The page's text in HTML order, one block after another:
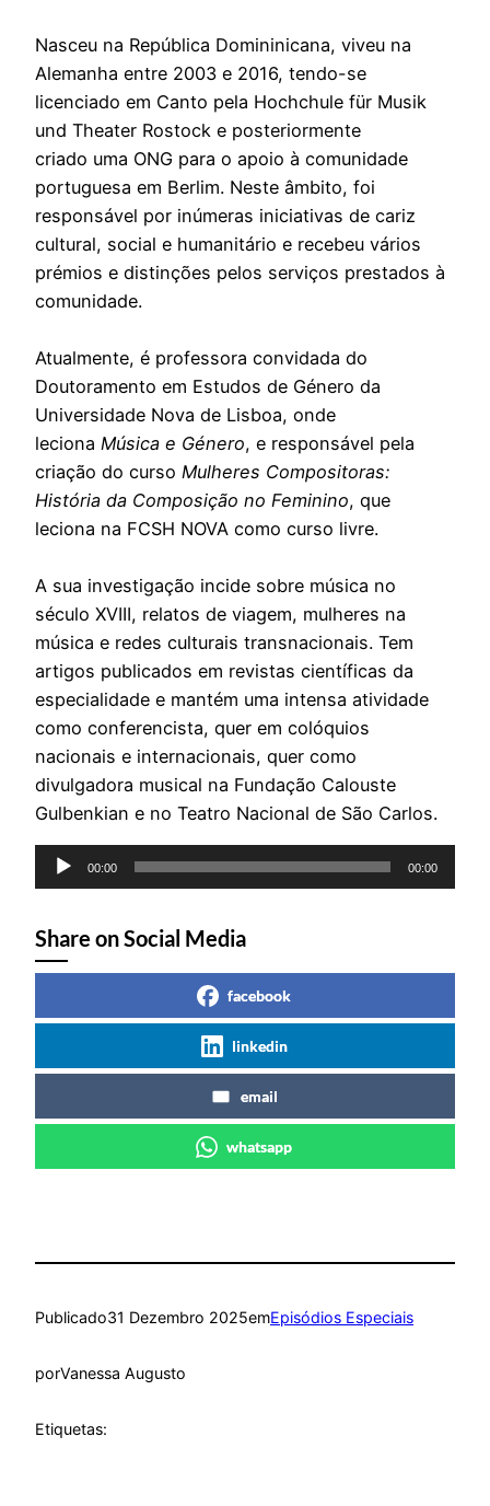
Nasceu na República Domininicana, viveu na
Alemanha entre 2003 e 2016, tendo-se
licenciado em Canto pela Hochchule für Musik
und Theater Rostock e posteriormente
criado uma ONG para o apoio à comunidade
portuguesa em Berlim. Neste âmbito, foi
responsável por inúmeras iniciativas de cariz
cultural, social e humanitário e recebeu vários
prémios e distinções pelos serviços prestados à
comunidade.
Atualmente, é professora convidada do
Doutoramento em Estudos de Género da
Universidade Nova de Lisboa, onde
leciona Música e Género, e responsável pela
criação do curso Mulheres Compositoras:
História da Composição no Feminino, que
leciona na FCSH NOVA como curso livre.
A sua investigação incide sobre música no
século XVIII, relatos de viagem, mulheres na
música e redes culturais transnacionais. Tem
artigos publicados em revistas científicas da
especialidade e mantém uma intensa atividade
como conferencista, quer em colóquios
nacionais e internacionais, quer como
divulgadora musical na Fundação Calouste
Gulbenkian e no Teatro Nacional de São Carlos.
Reprodutor
de
00:00 00:00
Share on Social Media
facebook
linkedin
email
whatsapp
Publicado31 Dezembro 2025emEpisódios Especiais
porVanessa Augusto
Etiquetas: